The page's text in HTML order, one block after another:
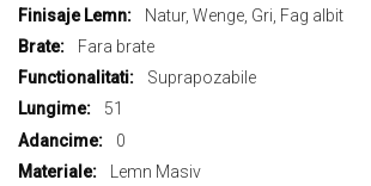
Natur, Wenge, Gri, Fag albit
Fara brate
Suprapozabile
51
0
Lemn Masiv